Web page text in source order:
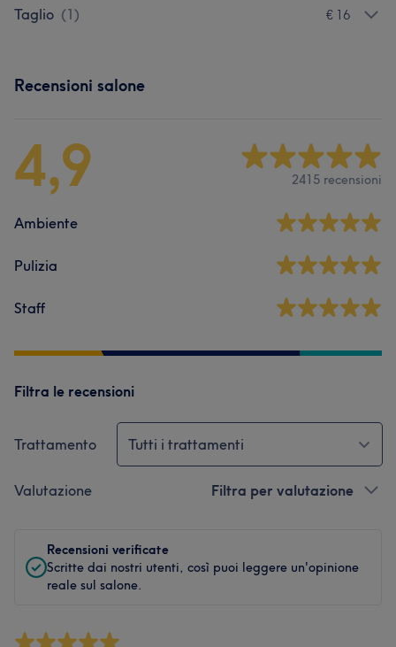
Taglio (1) € 16
Recensioni salone
4,9 2415 recensioni
Ambiente
Pulizia
Staff
Filtra le recensioni
Trattamento Tutti i trattamenti
Valutazione Filtra per valutazione
Recensioni verificate
Scritte dai nostri utenti, così puoi leggere un'opinione
reale sul salone.